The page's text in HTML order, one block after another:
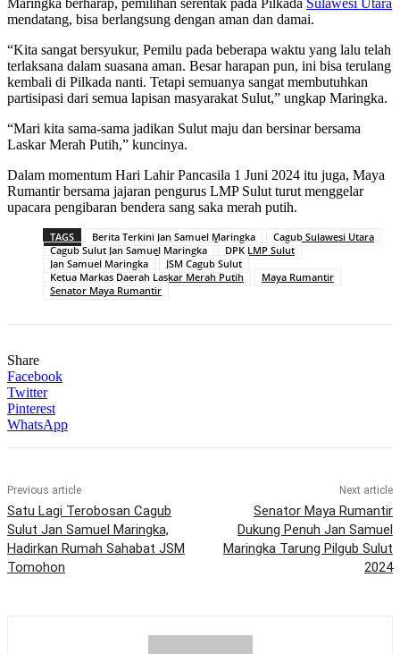
Maringka berharap, pemilihan serentak pada Pilkada Sulawesi Utara
mendatang, bisa berlangsung dengan aman dan damai.
“Kita sangat bersyukur, Pemilu pada beberapa waktu yang lalu telah
terlaksana dalam suasana aman. Besar harapan pun, ini bisa terulang
kembali di Pilkada nanti. Tetapi semuanya sangat membutuhkan
partisipasi dari semua lapisan masyarakat Sulut,” ungkap Maringka.
“Mari kita sama-sama jadikan Sulut maju dan bersinar bersama
Laskar Merah Putih,” kuncinya.
Dalam momentum Hari Lahir Pancasila 1 Juni 2024 itu juga, Maya
Rumantir bersama jajaran pengurus LMP Sulut turut menggelar
upacara pengibaran bendera sang saka merah putih.
TAGS Berita Terkini Jan Samuel Maringka
Cagub Sulawesi Utara
Cagub Sulut Jan Samuel Maringka
DPK LMP Sulut
Jan Samuel Maringka
JSM Cagub Sulut
Ketua Markas Daerah Laskar Merah Putih
Maya Rumantir
Senator Maya Rumantir
Share
Facebook
Twitter
Pinterest
WhatsApp
Previous article
Satu Lagi Terobosan Cagub
Sulut Jan Samuel Maringka,
Hadirkan Rumah Sahabat JSM
Tomohon
Next article
Senator Maya Rumantir
Dukung Penuh Jan Samuel
Maringka Tarung Pilgub Sulut
2024